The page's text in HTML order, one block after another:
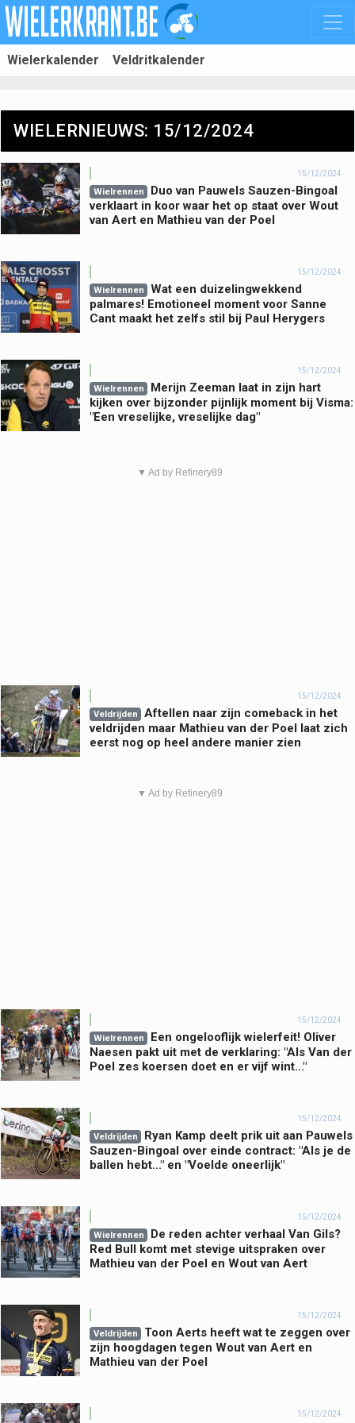
Wielerkalender Veldritkalender
WIELERNIEUWS: 15/12/2024
15/12/2024
Wielrennen
Duo van Pauwels Sauzen-Bingoal
verklaart in koor waar het op staat over Wout
van Aert en Mathieu van der Poel
15/12/2024
Wielrennen
Wat een duizelingwekkend
palmares! Emotioneel moment voor Sanne
Cant maakt het zelfs stil bij Paul Herygers
15/12/2024
Wielrennen
Merijn Zeeman laat in zijn hart
kijken over bijzonder pijnlijk moment bij Visma:
"Een vreselijke, vreselijke dag"
▼ Ad by Refinery89
15/12/2024
Veldrijden
Aftellen naar zijn comeback in het
veldrijden maar Mathieu van der Poel laat zich
eerst nog op heel andere manier zien
▼ Ad by Refinery89
15/12/2024
Wielrennen
Een ongelooflijk wielerfeit! Oliver
Naesen pakt uit met de verklaring: "Als Van der
Poel zes koersen doet en er vijf wint..."
15/12/2024
Veldrijden
Ryan Kamp deelt prik uit aan Pauwels
Sauzen-Bingoal over einde contract: "Als je de
ballen hebt..." en "Voelde oneerlijk"
15/12/2024
Wielrennen
De reden achter verhaal Van Gils?
Red Bull komt met stevige uitspraken over
Mathieu van der Poel en Wout van Aert
15/12/2024
Veldrijden
Toon Aerts heeft wat te zeggen over
zijn hoogdagen tegen Wout van Aert en
Mathieu van der Poel
15/12/2024